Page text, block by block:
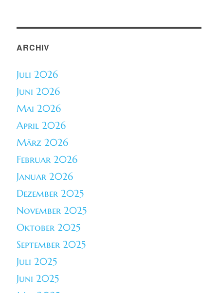
ARCHIV
Juli 2026
Juni 2026
Mai 2026
April 2026
März 2026
Februar 2026
Januar 2026
Dezember 2025
November 2025
Oktober 2025
September 2025
Juli 2025
Juni 2025